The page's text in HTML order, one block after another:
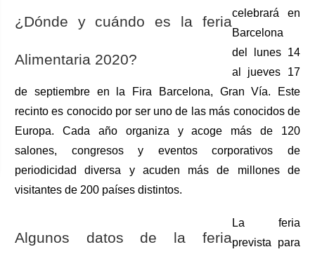
¿Dónde y cuándo es la feria
Alimentaria 2020?
celebrará en
Barcelona
del lunes 14
al jueves 17
de septiembre en la Fira Barcelona, Gran Vía. Este
recinto es conocido por ser uno de las más conocidos de
Europa. Cada año organiza y acoge más de 120
salones, congresos y eventos corporativos de
periodicidad diversa y acuden más de millones de
visitantes de 200 países distintos.
Algunos datos de la feria
La feria
prevista para